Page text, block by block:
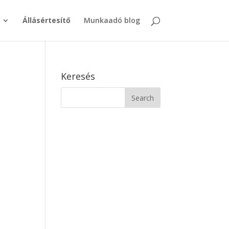
Állásértesítő Munkaadó blog
Keresés